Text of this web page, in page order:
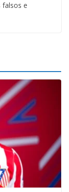
falsos e